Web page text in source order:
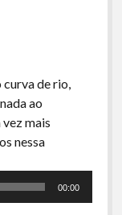
curva de rio,
ao
mais
nessa
00:00